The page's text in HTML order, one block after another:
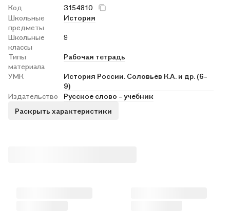
Код
3154810
Школьные
предметы
История
Школьные
классы
9
Типы
материала
Рабочая тетрадь
УМК
История России. Соловьёв К.А. и др. (6-
9)
Издательство
Русское слово - учебник
Раскрыть характеристики